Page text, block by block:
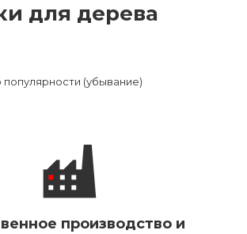
для дерева
популярности (убывание)
производство и